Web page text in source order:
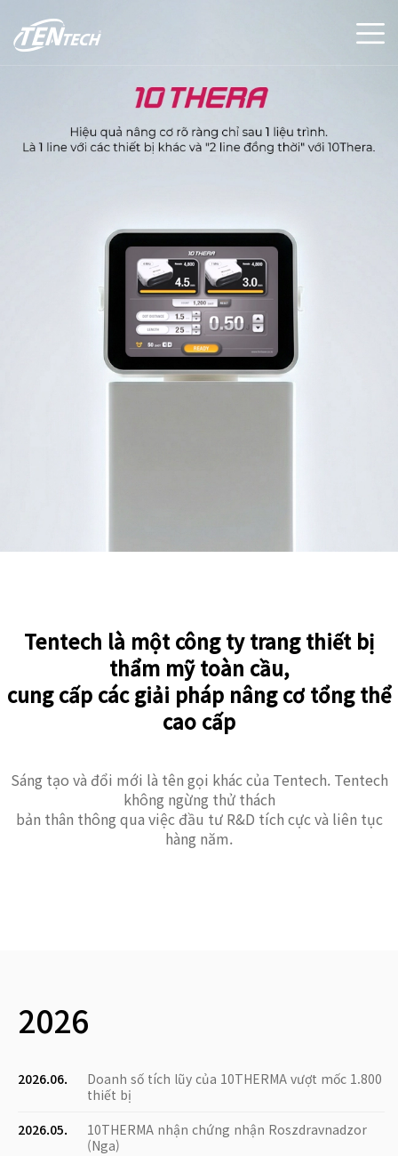
Tentech là một công ty trang thiết bị
thẩm mỹ toàn cầu,
cung cấp các giải pháp nâng cơ tổng thể
cao cấp
Sáng tạo và đổi mới là tên gọi khác của Tentech. Tentech
không ngừng thử thách
bản thân thông qua việc đầu tư R&D tích cực và liên tục
hàng năm.
2026
2026.06.
Doanh số tích lũy của 10THERMA vượt mốc 1.800
thiết bị
2026.05.
10THERMA nhận chứng nhận Roszdravnadzor
(Nga)